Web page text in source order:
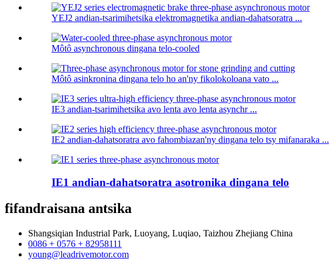
YEJ2 andian-tsarimihetsika elektromagnetika andian-dahatsoratra ...
Môtô asynchronous dingana telo-cooled
Môtô asinkronina dingana telo ho an'ny fikolokoloana vato ...
IE3 andian-tsarimihetsika avo lenta avo lenta asynchr ...
IE2 andian-dahatsoratra avo fahombiazan'ny dingana telo tsy mifanaraka ...
IE1 andian-dahatsoratra asotronika dingana telo
fifandraisana antsika
Shangsiqian Industrial Park, Luoyang, Luqiao, Taizhou Zhejiang China
0086 + 0576 + 82958111
young@leadrivemotor.com